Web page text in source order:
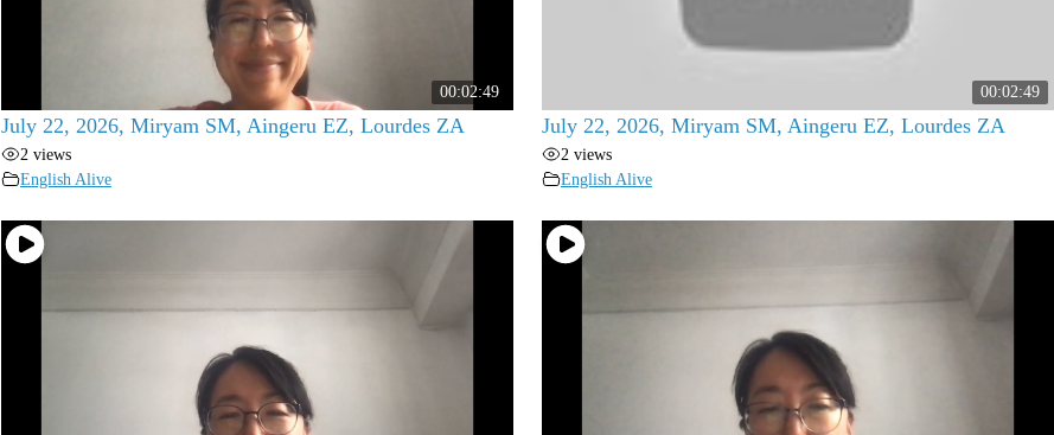
00:02:49
July 22, 2026, Miryam SM, Aingeru EZ, Lourdes ZA
2 views
English Alive
00:02:49
July 22, 2026, Miryam SM, Aingeru EZ, Lourdes ZA
2 views
English Alive